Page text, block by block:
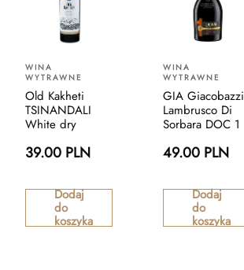
WINA
WYTRAWNE
Old Kakheti
TSINANDALI
White dry
39.00 PLN
Dodaj
do
koszyka
WINA
WYTRAWNE
GIA Giacobazzi
Lambrusco Di
Sorbara DOC 1
49.00 PLN
Dodaj
do
koszyka